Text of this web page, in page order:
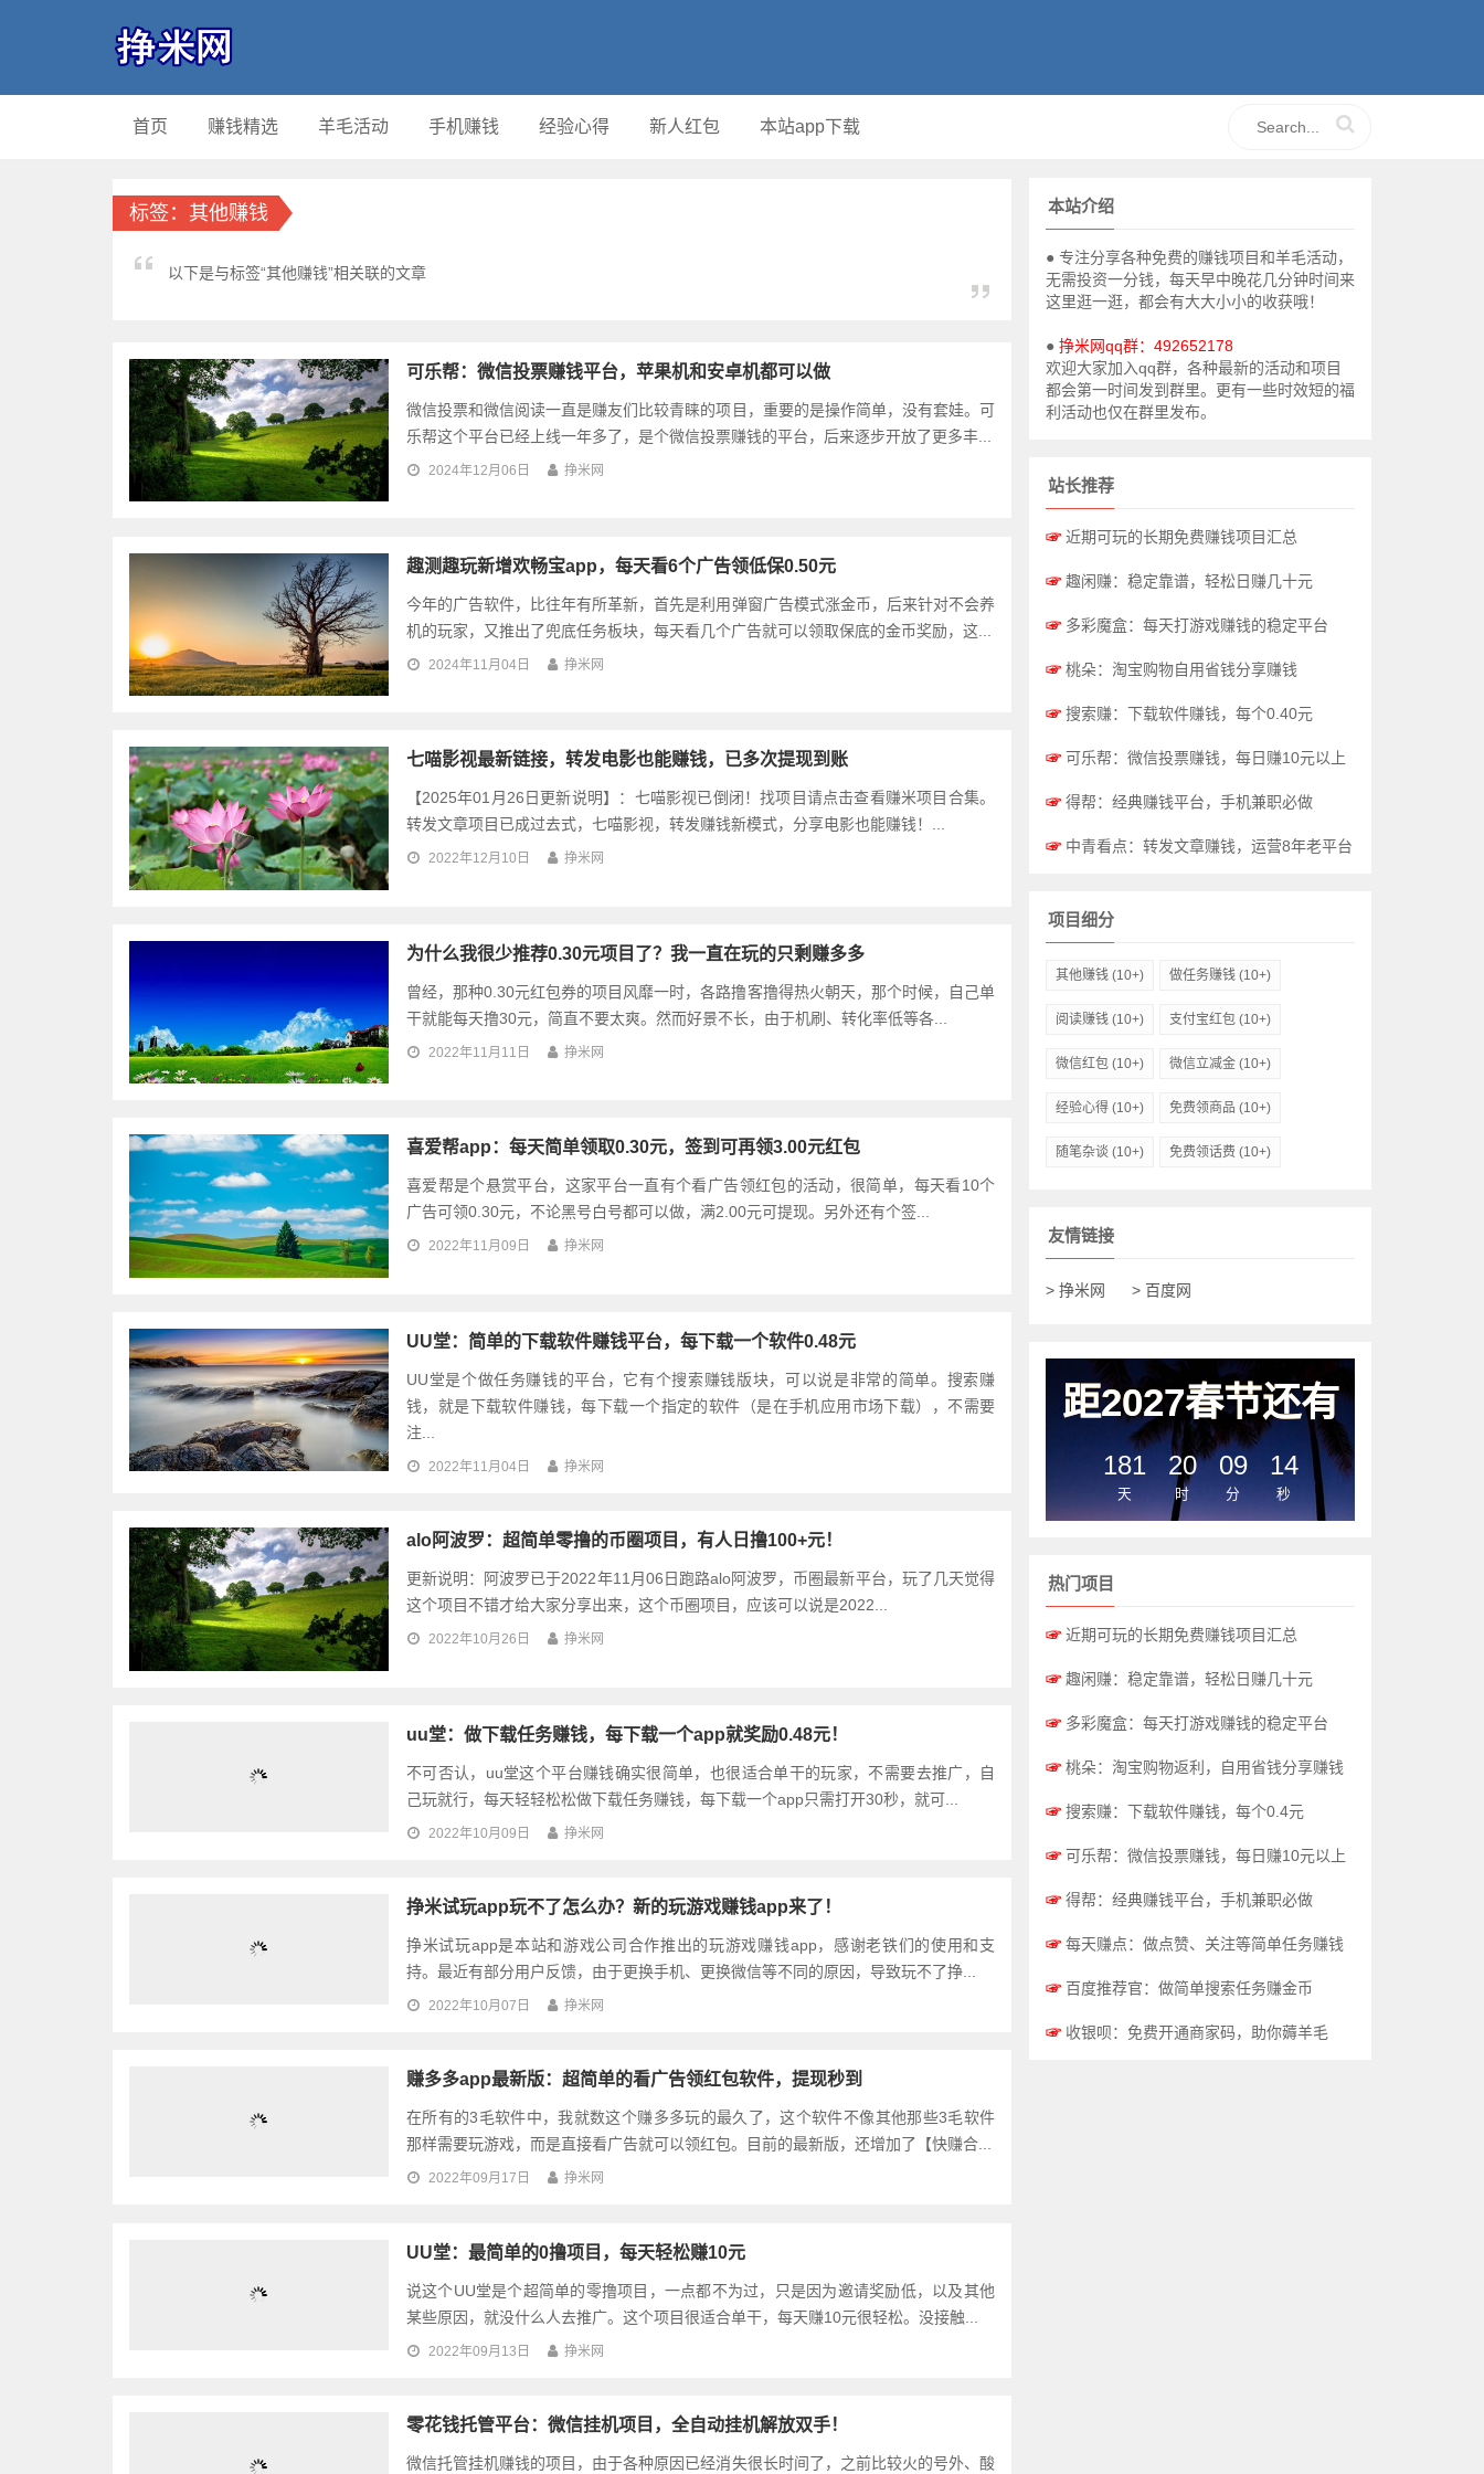
首页 赚钱精选 羊毛活动 手机赚钱 经验心得 新人红包 本站app下载
标签：其他赚钱
以下是与标签“其他赚钱”相关联的文章
可乐帮：微信投票赚钱平台，苹果机和安卓机都可以做
微信投票和微信阅读一直是赚友们比较青睐的项目，重要的是操作简单，没有套娃。可
乐帮这个平台已经上线一年多了，是个微信投票赚钱的平台，后来逐步开放了更多丰...
2024年12月06日 挣米网
趣测趣玩新增欢畅宝app，每天看6个广告领低保0.50元
今年的广告软件，比往年有所革新，首先是利用弹窗广告模式涨金币，后来针对不会养
机的玩家，又推出了兜底任务板块，每天看几个广告就可以领取保底的金币奖励，这...
2024年11月04日 挣米网
七喵影视最新链接，转发电影也能赚钱，已多次提现到账
【2025年01月26日更新说明】：七喵影视已倒闭！找项目请点击查看赚米项目合集。
转发文章项目已成过去式，七喵影视，转发赚钱新模式，分享电影也能赚钱！...
2022年12月10日 挣米网
为什么我很少推荐0.30元项目了？我一直在玩的只剩赚多多
曾经，那种0.30元红包券的项目风靡一时，各路撸客撸得热火朝天，那个时候，自己单
干就能每天撸30元，简直不要太爽。然而好景不长，由于机刷、转化率低等各...
2022年11月11日 挣米网
喜爱帮app：每天简单领取0.30元，签到可再领3.00元红包
喜爱帮是个悬赏平台，这家平台一直有个看广告领红包的活动，很简单，每天看10个
广告可领0.30元，不论黑号白号都可以做，满2.00元可提现。另外还有个签...
2022年11月09日 挣米网
UU堂：简单的下载软件赚钱平台，每下载一个软件0.48元
UU堂是个做任务赚钱的平台，它有个搜索赚钱版块，可以说是非常的简单。搜索赚
钱，就是下载软件赚钱，每下载一个指定的软件（是在手机应用市场下载），不需要
注...
2022年11月04日 挣米网
alo阿波罗：超简单零撸的币圈项目，有人日撸100+元！
更新说明：阿波罗已于2022年11月06日跑路alo阿波罗，币圈最新平台，玩了几天觉得
这个项目不错才给大家分享出来，这个币圈项目，应该可以说是2022...
2022年10月26日 挣米网
uu堂：做下载任务赚钱，每下载一个app就奖励0.48元！
不可否认，uu堂这个平台赚钱确实很简单，也很适合单干的玩家，不需要去推广，自
己玩就行，每天轻轻松松做下载任务赚钱，每下载一个app只需打开30秒，就可...
2022年10月09日 挣米网
挣米试玩app是本站和游戏公司合作推出的玩游戏赚钱app，感谢老铁们的使用和支
赚多多app最新版：超简单的看广告领红包软件，提现秒到
那样需要玩游戏，而是直接看广告就可以领红包。目前的最新版，还增加了【快赚合...
UU堂：最简单的0撸项目，每天轻松赚10元
说这个UU堂是个超简单的零撸项目，一点都不为过，只是因为邀请奖励低，以及其他
2022年09月13日 挣米网
本站介绍
● 专注分享各种免费的赚钱项目和羊毛活动，
无需投资一分钱，每天早中晚花几分钟时间来
这里逛一逛，都会有大大小小的收获哦！
● 挣米网qq群：492652178
欢迎大家加入qq群，各种最新的活动和项目
都会第一时间发到群里。更有一些时效短的福
利活动也仅在群里发布。
站长推荐
☞ 近期可玩的长期免费赚钱项目汇总
☞ 趣闲赚：稳定靠谱，轻松日赚几十元
☞ 多彩魔盒：每天打游戏赚钱的稳定平台
☞ 桃朵：淘宝购物自用省钱分享赚钱
☞ 搜索赚：下载软件赚钱，每个0.40元
☞ 可乐帮：微信投票赚钱，每日赚10元以上
☞ 得帮：经典赚钱平台，手机兼职必做
☞ 中青看点：转发文章赚钱，运营8年老平台
项目细分
其他赚钱 (10+) 做任务赚钱 (10+)
阅读赚钱 (10+) 支付宝红包 (10+)
微信红包 (10+) 微信立减金 (10+)
经验心得 (10+) 免费领商品 (10+)
随笔杂谈 (10+) 免费领话费 (10+)
友情链接
> 挣米网 > 百度网
距2027春节还有
181
天
20
时
09
分
14
秒
热门项目
☞ 近期可玩的长期免费赚钱项目汇总
☞ 趣闲赚：稳定靠谱，轻松日赚几十元
☞ 多彩魔盒：每天打游戏赚钱的稳定平台
☞ 桃朵：淘宝购物返利，自用省钱分享赚钱
☞ 搜索赚：下载软件赚钱，每个0.4元
☞ 可乐帮：微信投票赚钱，每日赚10元以上
☞ 得帮：经典赚钱平台，手机兼职必做
☞ 每天赚点：做点赞、关注等简单任务赚钱
☞ 百度推荐官：做简单搜索任务赚金币
☞ 收银呗：免费开通商家码，助你薅羊毛